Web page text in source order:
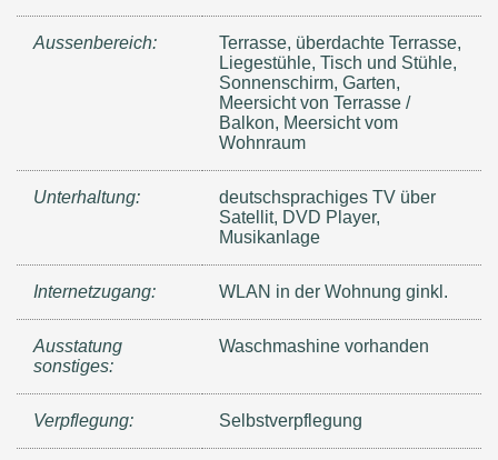
Aussenbereich:
Terrasse, überdachte Terrasse,
Liegestühle, Tisch und Stühle,
Sonnenschirm, Garten,
Meersicht von Terrasse /
Balkon, Meersicht vom
Wohnraum
Unterhaltung:
deutschsprachiges TV über
Satellit, DVD Player,
Musikanlage
Internetzugang: WLAN in der Wohnung ginkl.
Ausstatung
sonstiges:
Waschmashine vorhanden
Verpflegung: Selbstverpflegung